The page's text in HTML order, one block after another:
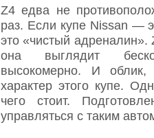
Z4 едва не
раз. Если купе Nissan —
это «чистый адреналин».
она выглядит
высокомерно. И облик,
характер этого купе.
чего стоит.
управляться с таким